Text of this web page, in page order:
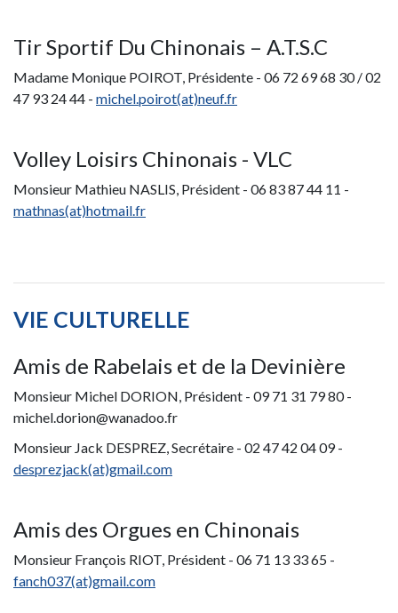
Tir Sportif Du Chinonais – A.T.S.C
Madame Monique POIROT, Présidente - 06 72 69 68 30 / 02
47 93 24 44 - michel.poirot(at)neuf.fr
Volley Loisirs Chinonais - VLC
Monsieur Mathieu NASLIS, Président - 06 83 87 44 11 -
mathnas(at)hotmail.fr
VIE CULTURELLE
Amis de Rabelais et de la Devinière
Monsieur Michel DORION, Président - 09 71 31 79 80 -
michel.dorion@wanadoo.fr
Monsieur Jack DESPREZ, Secrétaire - 02 47 42 04 09 -
desprezjack(at)gmail.com
Amis des Orgues en Chinonais
Monsieur François RIOT, Président - 06 71 13 33 65 -
fanch037(at)gmail.com